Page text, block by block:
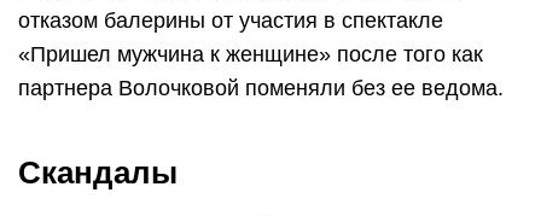
отказом балерины от участия в спектакле
«Пришел мужчина к женщине» после того как
партнера Волочковой поменяли без ее ведома.
Скандалы